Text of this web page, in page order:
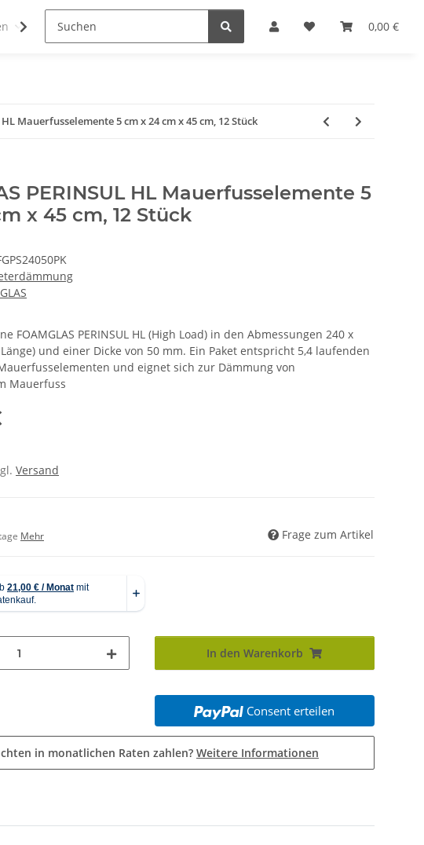
0,00 €
Streichen & Ölen Einfach machen
HL Mauerfusselemente 5 cm x 24 cm x 45 cm, 12 Stück
PERINSUL HL Mauerfusselemente 5
x 45 cm, 12 Stück
FOAMGLAS PERINSUL HL (High Load) in den Abmessungen 240 x
und einer Dicke von 50 mm. Ein Paket entspricht 5,4 laufenden
und eignet sich zur Dämmung von
Mauerfuss
Versand
Mehr Frage zum Artikel
In den Warenkorb
Consent erteilen
in monatlichen Raten zahlen? Weitere Informationen